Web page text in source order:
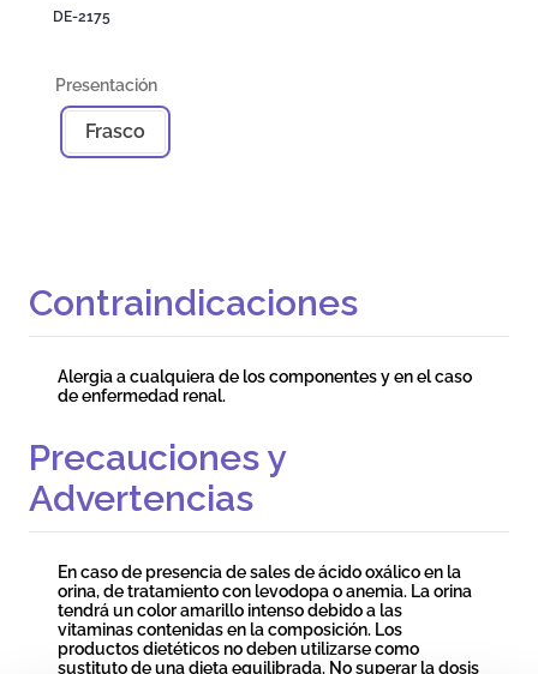
DE-2175
Frasco
Contraindicaciones
Alergia a cualquiera de los componentes y en el caso
de enfermedad renal.
Precauciones y
Advertencias
En caso de presencia de sales de ácido oxálico en la
orina, de tratamiento con levodopa o anemia. La orina
tendrá un color amarillo intenso debido a las
vitaminas contenidas en la composición. Los
productos dietéticos no deben utilizarse como
sustituto de una dieta equilibrada. No superar la dosis